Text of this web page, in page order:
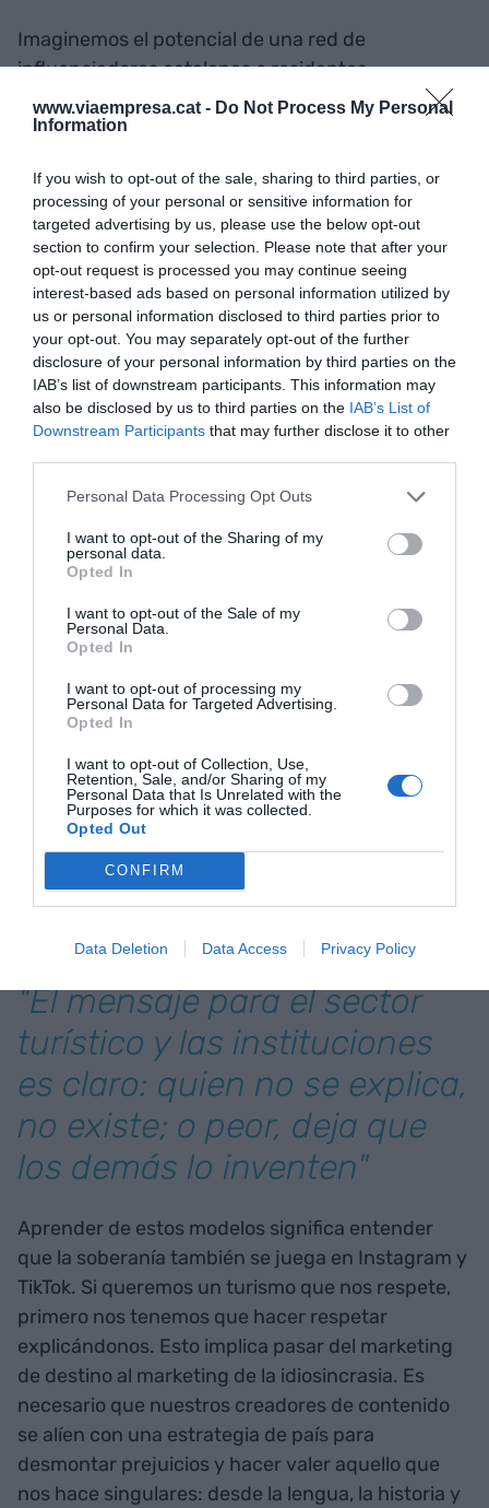
www.viaempresa.cat - Do Not Process My Personal
Information
If you wish to opt-out of the sale, sharing to third parties, or
processing of your personal or sensitive information for
targeted advertising by us, please use the below opt-out
section to confirm your selection. Please note that after your
opt-out request is processed you may continue seeing
interest-based ads based on personal information utilized by
us or personal information disclosed to third parties prior to
your opt-out. You may separately opt-out of the further
disclosure of your personal information by third parties on the
IAB’s list of downstream participants. This information may
also be disclosed by us to third parties on the IAB’s List of
Downstream Participants that may further disclose it to other
Personal Data Processing Opt Outs
I want to opt-out of the Sharing of my
personal data.
Opted In
I want to opt-out of the Sale of my
Personal Data.
Opted In
I want to opt-out of processing my
Personal Data for Targeted Advertising.
Opted In
I want to opt-out of Collection, Use,
Retention, Sale, and/or Sharing of my
Personal Data that Is Unrelated with the
Purposes for which it was collected.
Opted Out
CONFIRM
Data Deletion Data Access Privacy Policy
Imaginemos el potencial de una red de
influenciadores catalanes o residentes
enamorados del país explicando con gracia por
qué hablamos catalán, qué significa la cultura del
el folclore rancio. Creadoras como la
lauratoursbarcelonao laJúlia Riera
dailycatalan) demuestran cada día que se puede
hacer pedagogía cultural con rigor y un estilo
cercano y atractivo para un público internacional.
Pero su impacto, por muy valioso que sea, es solo
la punta del iceberg: necesitamos multiplicar esta
presencia por 100 si queremos resultados
tangibles pronto. Enseñar al turista a decir “bon
comer, no es solo cortesía: es prestigio y control
del relato, y genera valor económico real.
El contraste es doloroso: mientras un turista en
Japón se siente avergonzado si no sabe que está
de sushi, un turista en Barcelona a menudo
percibe la ciudad como un parque de atracciones
sin reglas ni alma. Nos falta esa pedagogía de la
identidad que países y naciones como Japón o
Escocia dominan magistralmente. Ellos han
convertido su cultura en un privilegio que hay que
conocer para disfrutar; nosotros, demasiadas
veces, tratamos la catalanidad como un obstáculo
"El mensaje para el sector
turístico y las instituciones
es claro: quien no se explica,
no existe; o peor, deja que
los demás lo inventen"
Aprender de estos modelos significa entender
que la soberanía también se juega en Instagram y
TikTok. Si queremos un turismo que nos respete,
primero nos tenemos que hacer respetar
explicándonos. Esto implica pasar del marketing
de destino al marketing de la idiosincrasia. Es
necesario que nuestros creadores de contenido
se alíen con una estrategia de país para
desmontar prejuicios y hacer valer aquello que
nos hace singulares: desde la lengua, la historia y